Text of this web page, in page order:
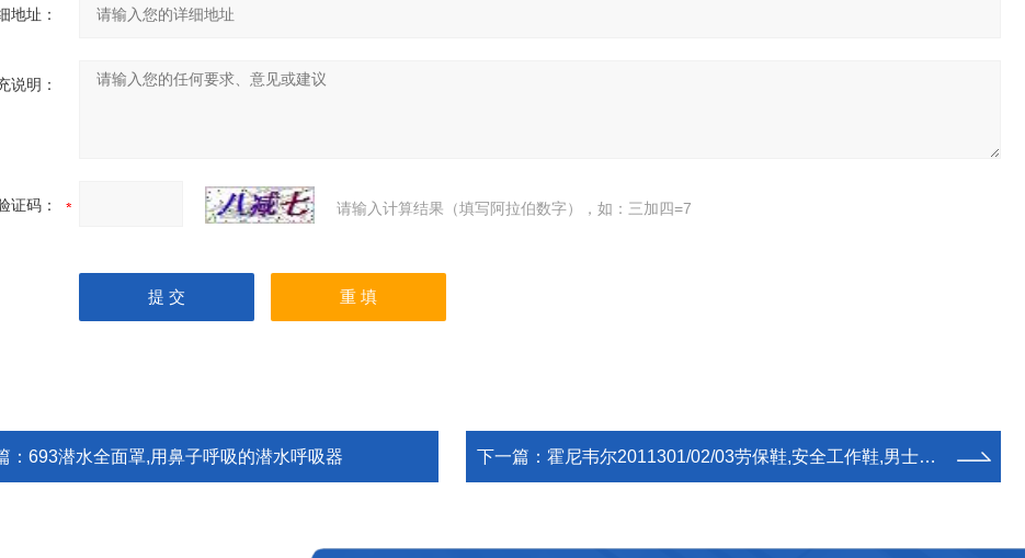
地址：
说明：
证码： 请输入计算结果（填写阿拉伯数字），如：三加四=7
： 693潜水全面罩,用鼻子呼吸的潜水呼吸器 下一篇： 霍尼韦尔2011301/02/03劳保鞋,安全工作鞋,男士夏季防砸防刺穿绝缘电工鞋